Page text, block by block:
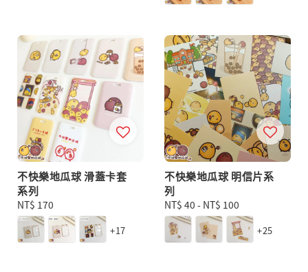
不快樂地瓜球 滑蓋卡套
系列
Regular
price
NT$ 170
+17
不快樂地瓜球 明信片系
列
Regular
price
NT$ 40 - NT$ 100
+25